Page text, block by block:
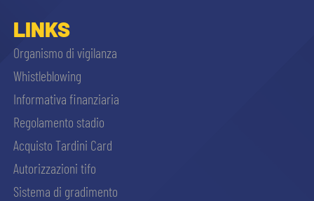
LINKS
Organismo di vigilanza
Whistleblowing
Informativa finanziaria
Regolamento stadio
Acquisto Tardini Card
Autorizzazioni tifo
Sistema di gradimento